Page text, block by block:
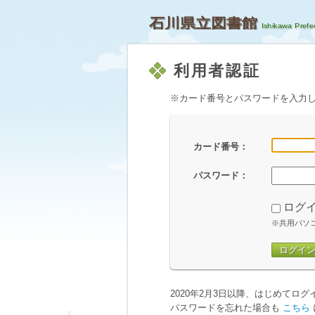
石川県立図書館
利用者認証
※カード番号とパスワードを入力
カード番号：
パスワード：
ログ
※共用パソ
ログイン
2020年2月3日以降、はじめてログ
パスワードを忘れた場合も こちら